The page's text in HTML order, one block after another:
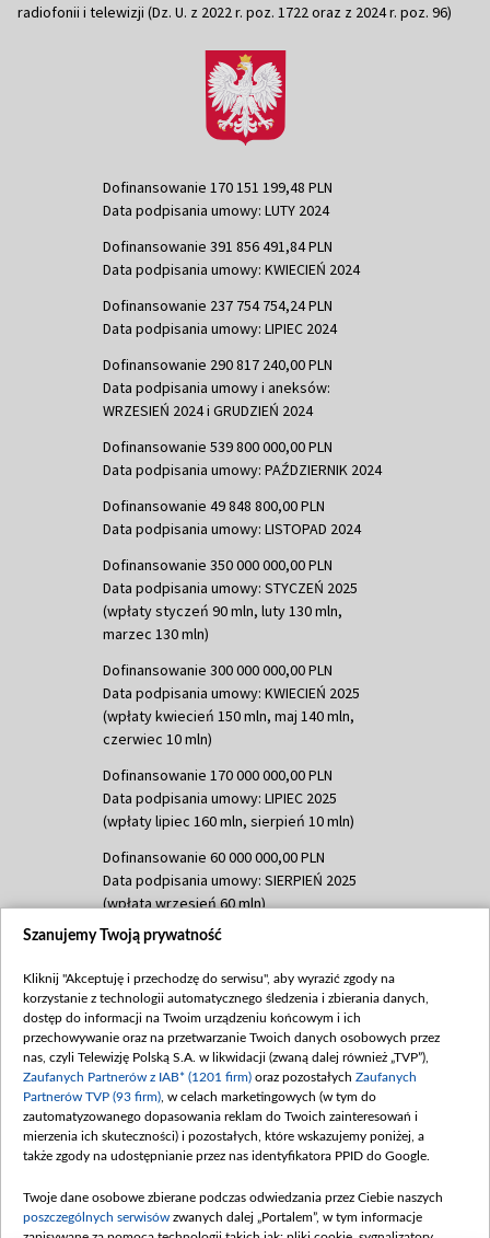
radiofonii i telewizji (Dz. U. z 2022 r. poz. 1722 oraz z 2024 r. poz. 96)
Dofinansowanie 170 151 199,48 PLN
Data podpisania umowy: LUTY 2024
Dofinansowanie 391 856 491,84 PLN
Data podpisania umowy: KWIECIEŃ 2024
Dofinansowanie 237 754 754,24 PLN
Data podpisania umowy: LIPIEC 2024
Dofinansowanie 290 817 240,00 PLN
Data podpisania umowy i aneksów:
WRZESIEŃ 2024 i GRUDZIEŃ 2024
Dofinansowanie 539 800 000,00 PLN
Data podpisania umowy: PAŹDZIERNIK 2024
Dofinansowanie 49 848 800,00 PLN
Data podpisania umowy: LISTOPAD 2024
Dofinansowanie 350 000 000,00 PLN
Data podpisania umowy: STYCZEŃ 2025
(wpłaty styczeń 90 mln, luty 130 mln,
marzec 130 mln)
Dofinansowanie 300 000 000,00 PLN
Data podpisania umowy: KWIECIEŃ 2025
(wpłaty kwiecień 150 mln, maj 140 mln,
czerwiec 10 mln)
Dofinansowanie 170 000 000,00 PLN
Data podpisania umowy: LIPIEC 2025
(wpłaty lipiec 160 mln, sierpień 10 mln)
Dofinansowanie 60 000 000,00 PLN
Data podpisania umowy: SIERPIEŃ 2025
(wpłata wrzesień 60 mln)
Dofinansowanie 635 783 051,21 PLN
(wpłata wrzesień 100 mln, październik 350
mln, listopad 265 mln)
Dofinansowanie 48 862 000,00 PLN
Data podpisania umowy: GRUDZIEŃ 2025
(wpłata grudzień 60,548 mln)
Dofinansowanie 900 000 000,00 PLN
Data podpisania umowy: LUTY 2026 (wpłata
kwiecień 180 mln, 7 maja 180 mln, 8
czerwca 90 mln)
Szanujemy Twoją prywatność
Kliknij "Akceptuję i przechodzę do serwisu", aby wyrazić zgody na
korzystanie z technologii automatycznego śledzenia i zbierania danych,
dostęp do informacji na Twoim urządzeniu końcowym i ich
przechowywanie oraz na przetwarzanie Twoich danych osobowych przez
nas, czyli Telewizję Polską S.A. w likwidacji (zwaną dalej również „TVP”),
Zaufanych Partnerów z IAB* (1201 firm) oraz pozostałych Zaufanych
Partnerów TVP (93 firm) , w celach marketingowych (w tym do
zautomatyzowanego dopasowania reklam do Twoich zainteresowań i
mierzenia ich skuteczności) i pozostałych, które wskazujemy poniżej, a
także zgody na udostępnianie przez nas identyfikatora PPID do Google.
Twoje dane osobowe zbierane podczas odwiedzania przez Ciebie naszych
poszczególnych serwisów zwanych dalej „Portalem”, w tym informacje